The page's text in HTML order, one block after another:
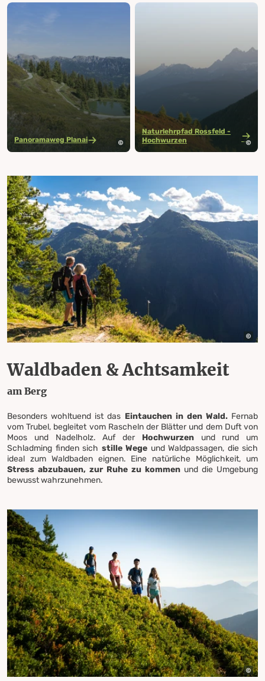
Panoramaweg Planai
Naturlehrpfad Rossfeld -
Hochwurzen
Waldbaden & Achtsamkeit
am Berg
Besonders wohltuend ist das Eintauchen in den Wald.Fernab
vom Trubel, begleitet vom Rascheln der Blätter und dem Duft von
Moos und Nadelholz. Auf der Hochwurzen und rund um
Schladming finden sich stille Wege und Waldpassagen, die sich
ideal zum Waldbaden eignen. Eine natürliche Möglichkeit, um
Stress abzubauen, zur Ruhe zu kommen und die Umgebung
bewusst wahrzunehmen.